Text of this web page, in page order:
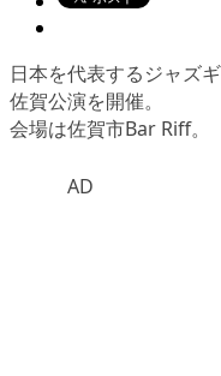
日本を代表するジャズ
佐賀公演を開催。
会場は佐賀市Bar Riff。
AD